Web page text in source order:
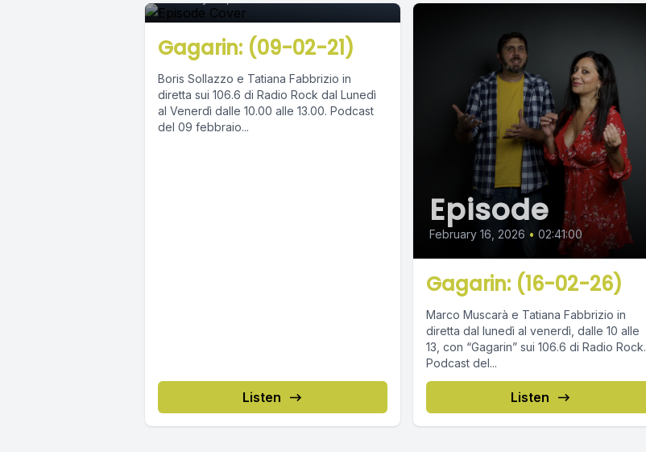
Gagarin: (09-02-21)
Boris Sollazzo e Tatiana Fabbrizio in
diretta sui 106.6 di Radio Rock dal Lunedì
al Venerdì dalle 10.00 alle 13.00. Podcast
del 09 febbraio...
Listen
Episode
February 16, 2026 • 02:41:00
Gagarin: (16-02-26)
Marco Muscarà e Tatiana Fabbrizio in
diretta dal lunedì al venerdì, dalle 10 alle
13, con “Gagarin” sui 106.6 di Radio Rock.
Podcast del...
Listen